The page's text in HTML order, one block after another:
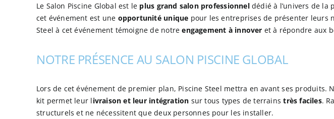
Le Salon Piscine Global est le plus grand salon professionneldédié à l’univers de la
cet événement est une opportunité unique pour les entreprises de présenter leurs
Steel à cet événement témoigne de notreengagement à innover et à répondre aux
NOTRE PRÉSENCE AU SALON PISCINE GLOBAL
Lors de cet événement de premier plan, Piscine Steel mettra en avant ses produits.
kit permet leur livraison et leur intégration sur tous types de terrainstrès faciles.
structurels et ne nécessitent que deux personnes pour les installer.